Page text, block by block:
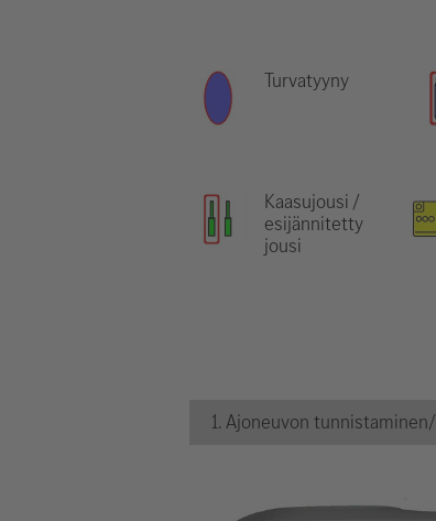
Turvatyyny
Kaasujousi /
esijännitetty
jousi
1. Ajoneuvon